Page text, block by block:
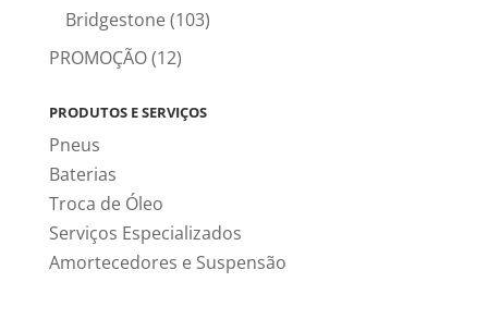
Bridgestone(103)
PROMOÇÃO(12)
PRODUTOS E SERVIÇOS
Pneus
Baterias
Troca de Óleo
Serviços Especializados
Amortecedores e Suspensão